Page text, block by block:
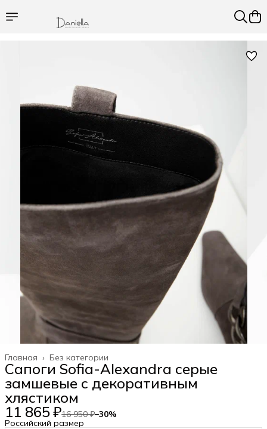
Без категории
Главная ›
Сапоги Sofia-Alexandra серые
замшевые с декоративным
хлястиком
11 865 ₽16 950 ₽−30%
Российский размер